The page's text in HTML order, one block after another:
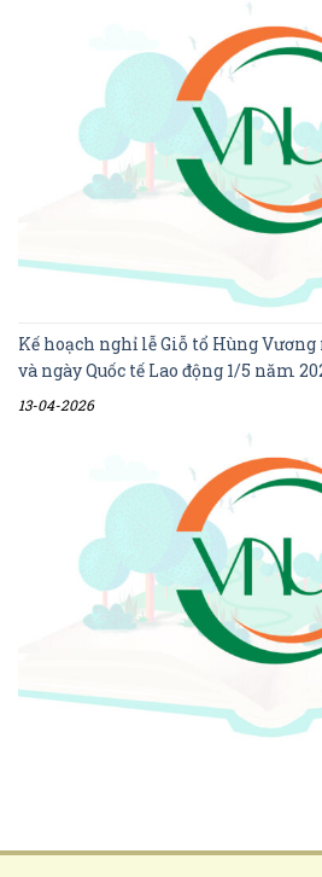
Kế hoạch nghỉ lễ Giỗ tổ Hùng
và ngày Quốc tế Lao động 1/5 năm
13-04-2026